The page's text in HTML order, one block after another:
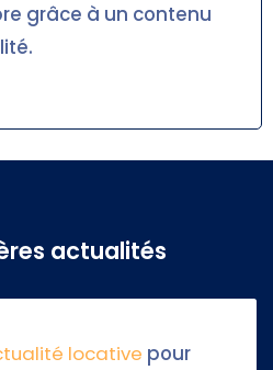
grâce à un contenu
actualités
locative pour